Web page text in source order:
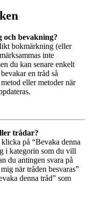
bevakning?
bokmärkning (eller
inte
du kan senare enkelt
en tråd så
eller metoder när
trådar?
på “Bevaka denna
i kategorin som du vill
du antingen svara på
när tråden besvaras”
denna tråd” som